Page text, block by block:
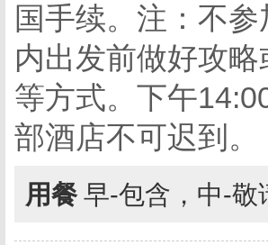
国手续。注：不
内出发前做好攻
等方式。下午
部酒店不可迟到。
用餐 早-包含，中-